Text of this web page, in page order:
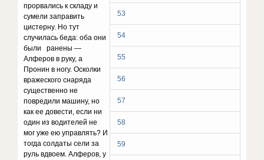
53
54
55
56
57
58
59
прорвались к складу и
сумели заправить
цистерну. Но тут
случилась беда: оба они
были ранены —
Алферов в руку, а
Пронин в ногу. Осколки
вражеского снаряда
существенно не
повредили машину, но
как ее довести, если ни
один из водителей не
мог уже ею управлять? И
тогда солдаты сели за
руль вдвоем. Алферов, у